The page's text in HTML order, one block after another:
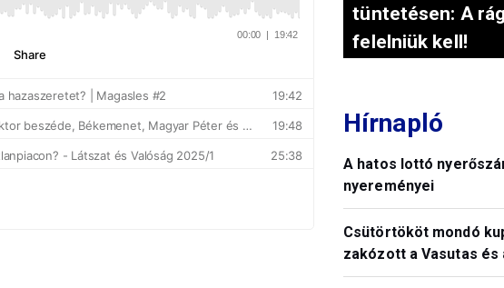
tüntetésen: A
felelniük kell!
Hírnapló
A hatos lottó
nyereményei
Csütörtököt mondó
zakózott a Vasutas és